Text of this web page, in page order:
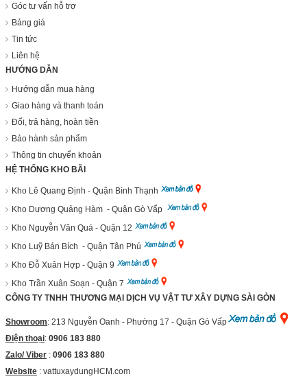
Góc tư vấn hỗ trợ
Bảng giá
Tin tức
Liên hệ
HƯỚNG DẪN
Hướng dẫn mua hàng
Giao hàng và thanh toán
Đổi, trả hàng, hoàn tiền
Bảo hành sản phẩm
Thông tin chuyển khoản
HỆ THỐNG KHO BÃI
Kho Lê Quang Định - Quận Bình Thạnh
Kho Dương Quảng Hàm - Quận Gò Vấp
Kho Nguyễn Văn Quá - Quận 12
Kho Luỹ Bán Bích - Quận Tân Phú
Kho Đỗ Xuân Hợp - Quận 9
Kho Trần Xuân Soạn - Quận 7
CÔNG TY TNHH THƯƠNG MẠI DỊCH VỤ VẬT TƯ XÂY DỰNG SÀI GÒN
Showroom: 213 Nguyễn Oanh - Phường 17 - Quận Gò Vấp
Điện thoại: 0906 183 880
Zalo/ Viber : 0906 183 880
Website : vattuxaydungHCM.com